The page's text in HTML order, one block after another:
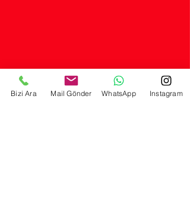
© 2026 LORA YAYINCILIK A.Ş.
Bizi Ara Mail Gönder WhatsApp Instagram